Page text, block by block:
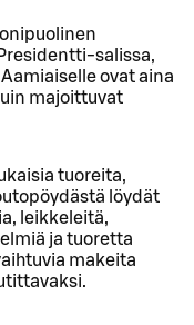
salissa,
ovat aina
majoittuvat
tuoreita,
löydät
leikkeleitä,
ja tuoretta
makeita